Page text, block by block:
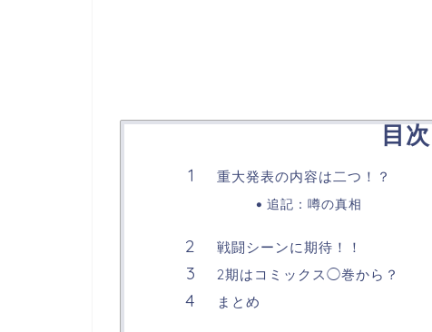
目次
重大発表の内容は二つ！？
追記：噂の真相
戦闘シーンに期待！！
2期はコミックス◯巻から？
まとめ